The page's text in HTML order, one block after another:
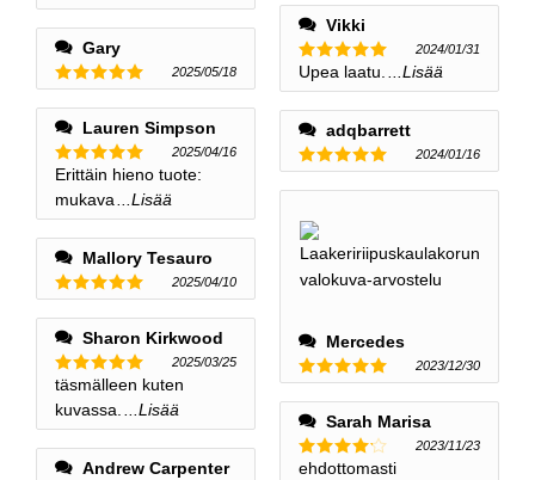
Gary
5ulos 5
2025/05/18
Lauren Simpson
Nimellinen
ulos 5
2025/04/16
Erittäin hieno tuote:
mukava
...Lisää
Mallory Tesauro
5ulos 5
2025/04/10
Sharon Kirkwood
Nimellinen
5
2025/03/25
täsmälleen kuten
kuvassa.
...Lisää
Andrew Carpenter
Vikki
Nimellinen
5ulos 5
2024/01/31
Upea laatu. ...Lisää
adqbarrett
5ulos 5
2024/01/16
Mercedes
5ulos 5
2023/12/30
Sarah Marisa
Nimellinen
2023/11/23
ehdottomasti